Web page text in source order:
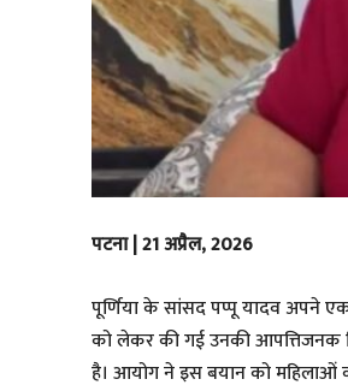
पटना | 21 अप्रैल, 2026
​पूर्णिया के सांसद पप्पू यादव अपने
को लेकर की गई उनकी आपत्तिजनक
है। आयोग ने इस बयान को महिलाओं